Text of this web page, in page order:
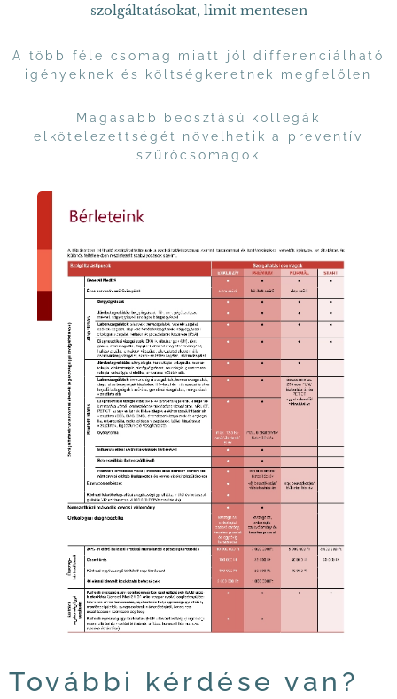
szolgáltatásokat, limit mentesen
A több féle csomag miatt jól differenciálható
igényeknek és költségkeretnek megfelőlen
Magasabb beosztású kollegák
elkötelezettségét növelhetik a preventív
szűrőcsomagok
További kérdése van?